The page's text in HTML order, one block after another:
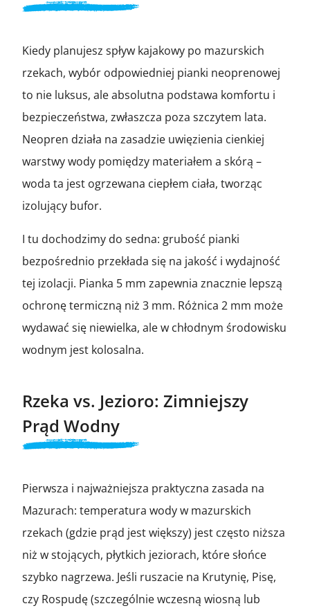
Kiedy planujesz spływ kajakowy po mazurskich
rzekach, wybór odpowiedniej pianki neoprenowej
to nie luksus, ale absolutna podstawa komfortu i
bezpieczeństwa, zwłaszcza poza szczytem lata.
Neopren działa na zasadzie uwięzienia cienkiej
warstwy wody pomiędzy materiałem a skórą –
woda ta jest ogrzewana ciepłem ciała, tworząc
izolujący bufor.
I tu dochodzimy do sedna: grubość pianki
bezpośrednio przekłada się na jakość i wydajność
tej izolacji. Pianka 5 mm zapewnia znacznie lepszą
ochronę termiczną niż 3 mm. Różnica 2 mm może
wydawać się niewielka, ale w chłodnym środowisku
wodnym jest kolosalna.
Rzeka vs. Jezioro: Zimniejszy
Prąd Wodny
Pierwsza i najważniejsza praktyczna zasada na
Mazurach: temperatura wody w mazurskich
rzekach (gdzie prąd jest większy) jest często niższa
niż w stojących, płytkich jeziorach, które słońce
szybko nagrzewa. Jeśli ruszacie na Krutynię, Pisę,
czy Rospudę (szczególnie wczesną wiosną lub